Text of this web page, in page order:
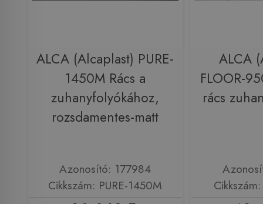
ALCA (Alcaplast) PURE-
1450M Rács a
zuhanyfolyókához,
rozsdamentes-matt
Azonosító: 177984
Cikkszám: PURE-1450M
ALCA
FLOOR-
rács